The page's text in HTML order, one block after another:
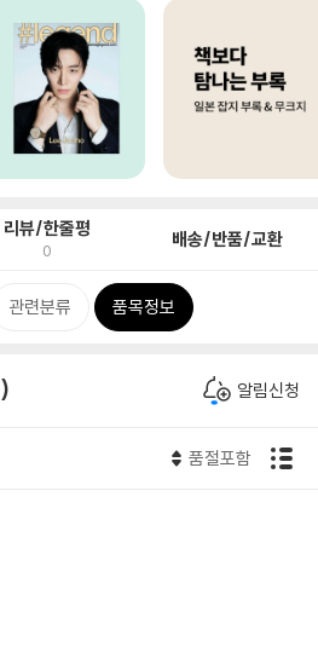
리뷰/한줄평
0 배송/반품/교환
관련분류 품목정보
알림신청
품절포함